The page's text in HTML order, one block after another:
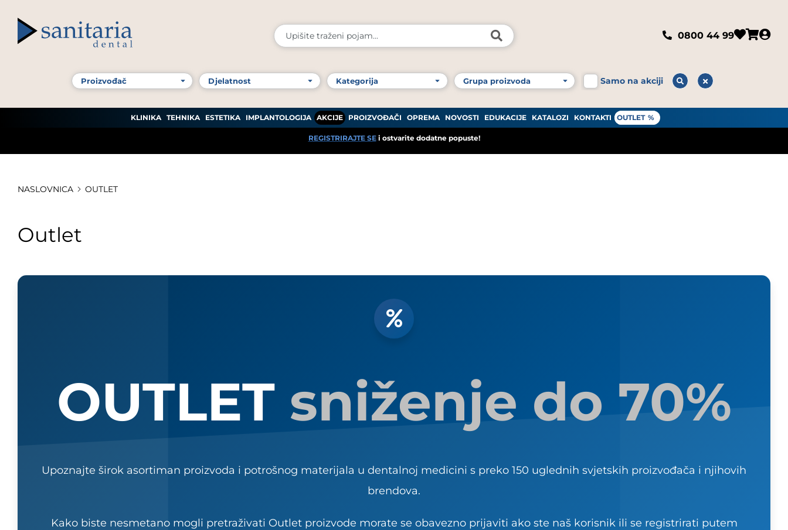
0800 44 99
Samo na akciji
KLINIKA TEHNIKA ESTETIKA IMPLANTOLOGIJA AKCIJE PROIZVOĐAČI OPREMA NOVOSTI EDUKACIJE KATALOZI KONTAKTI OUTLET
REGISTRIRAJTE SEi ostvarite dodatne popuste!
NASLOVNICA OUTLET
Outlet
OUTLET sniženje do 70%
Upoznajte širok asortiman proizvoda i potrošnog materijala u dentalnoj medicini s preko 150 uglednih svjetskih proizvođača i njihovih
brendova.
Kako biste nesmetano mogli pretraživati Outlet proizvode morate se obavezno prijaviti ako ste naš korisnik ili se registrirati putem